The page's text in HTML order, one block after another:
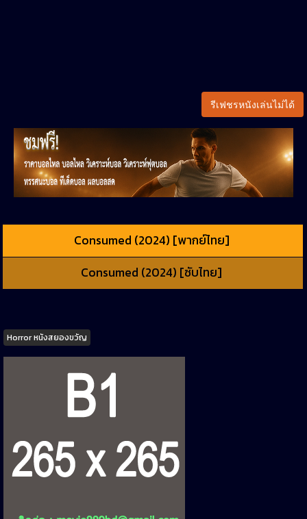
รีเฟชรหนังเล่นไม่ได้
Consumed (2024) [พากย์ไทย]
Consumed (2024) [ซับไทย]
Tags
Horror หนังสยองขวัญ